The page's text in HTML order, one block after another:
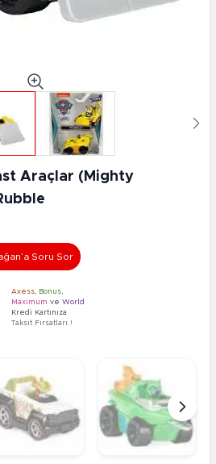
Araçlar (Mighty
Soru Sor
Axess Bonus
Maximum ve World
Kredi Kartınıza
Taksit Fırsatları !